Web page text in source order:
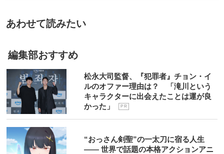
あわせて読みたい
編集部おすすめ
松永大司監督、『犯罪者』チョン・イ
ルのオファー理由は？ 「滝川という
キャラクターに出会えたことは運が良
かった」
P R
“おっさん剣聖”の一太刀に宿る人生
―― 世界で話題の本格アクションアニ